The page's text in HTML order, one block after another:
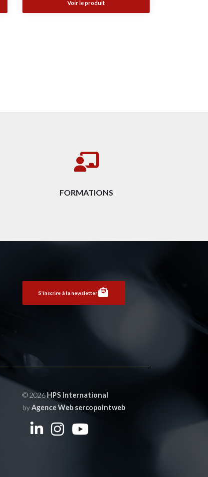
Voir le produit
FORMATIONS
S'inscrire à la newsletter
© 2026HPS International
byAgence Web sercopointweb